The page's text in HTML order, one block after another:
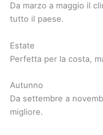
Da marzo a maggio il
tutto il paese.
Estate
Perfetta per la costa,
Autunno
Da settembre a
migliore.